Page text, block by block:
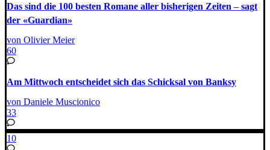
Das sind die 100 besten Romane aller bisherigen Zeiten – sagt
der «Guardian»
von Olivier Meier
60
Am Mittwoch entscheidet sich das Schicksal von Banksy
von Daniele Muscionico
33
10